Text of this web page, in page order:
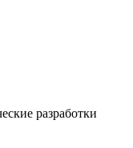
разработки